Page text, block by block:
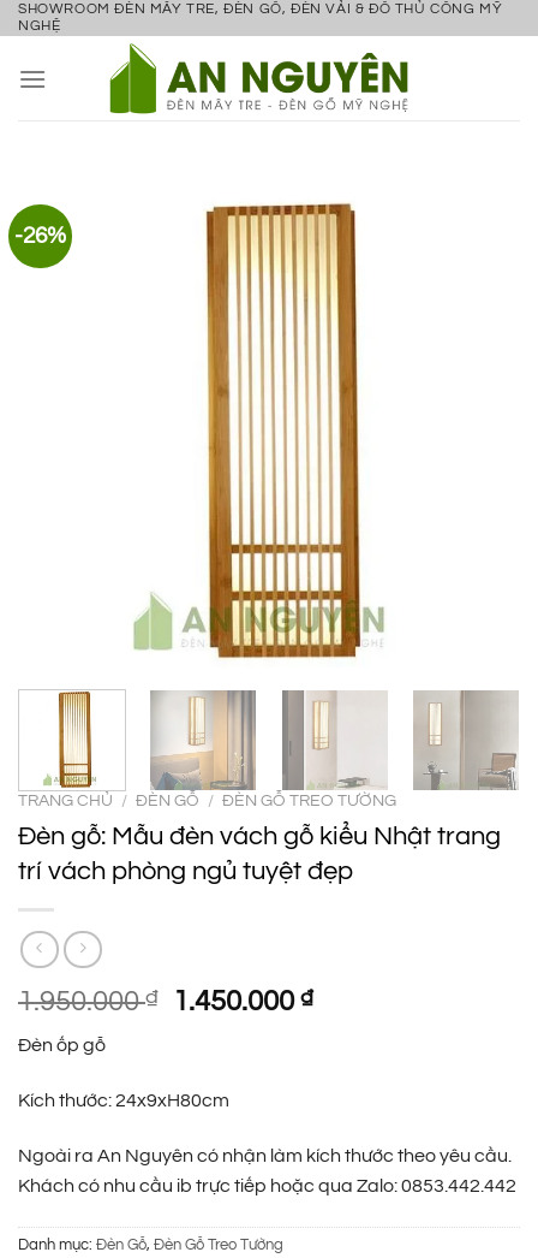
Bỏ
nội
SHOWROOM ĐÈN MÂY TRE, ĐÈN GỖ, ĐÈN VẢI & ĐỒ THỦ CÔNG MỸ
NGHỆ
-26%
TRANG CHỦ / ĐÈN GỖ / ĐÈN GỖ TREO TƯỜNG
Đèn gỗ: Mẫu đèn vách gỗ kiểu Nhật trang
trí vách phòng ngủ tuyệt đẹp
1.950.000₫
Giá
1.950.000 ₫.
1.450.000₫Giá
Đèn ốp gỗ
Kích thước: 24x9xH80cm
Ngoài ra An Nguyên có nhận làm kích thước theo yêu cầu.
Khách có nhu cầu ib trực tiếp hoặc qua Zalo: 0853.442.442
Danh mục: Đèn Gỗ, Đèn Gỗ Treo Tường